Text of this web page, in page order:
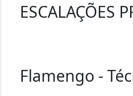
ESCALAÇÕES
Flamengo -